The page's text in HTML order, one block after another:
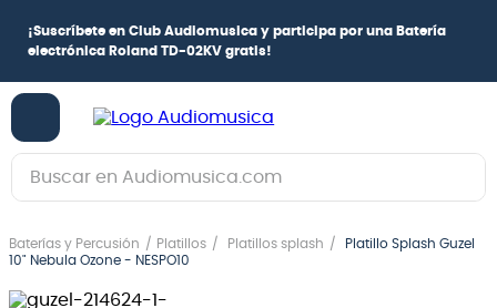
¡Suscríbete en Club Audiomusica y participa por una Batería
electrónica Roland TD-02KV gratis!
Buscar en Audiomusica.com
Baterías y Percusión Platillos Platillos splash
Platillo Splash Guzel
10" Nebula Ozone - NESPO10
1.
guitarra electrica
2.
bajo